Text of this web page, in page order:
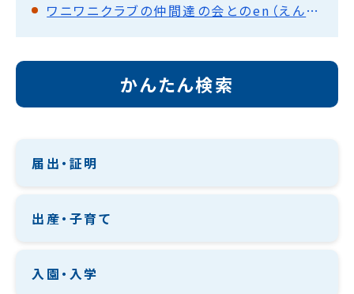
ワニワニクラブの仲間達の会とのen（えん）とーく
かんたん検索
届出・証明
出産・子育て
入園・入学